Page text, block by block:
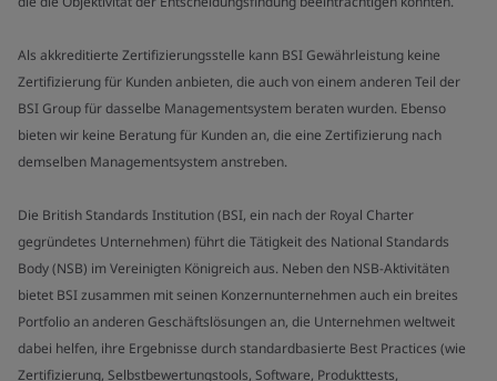
Als akkreditierte Zertifizierungsstelle kann BSI Gewährleistung keine
Zertifizierung für Kunden anbieten, die auch von einem anderen Teil der
BSI Group für dasselbe Managementsystem beraten wurden. Ebenso
bieten wir keine Beratung für Kunden an, die eine Zertifizierung nach
demselben Managementsystem anstreben.
Die British Standards Institution (BSI, ein nach der Royal Charter
gegründetes Unternehmen) führt die Tätigkeit des National Standards
Body (NSB) im Vereinigten Königreich aus. Neben den NSB-Aktivitäten
bietet BSI zusammen mit seinen Konzernunternehmen auch ein breites
Portfolio an anderen Geschäftslösungen an, die Unternehmen weltweit
dabei helfen, ihre Ergebnisse durch standardbasierte Best Practices (wie
Zertifizierung, Selbstbewertungstools, Software, Produkttests,